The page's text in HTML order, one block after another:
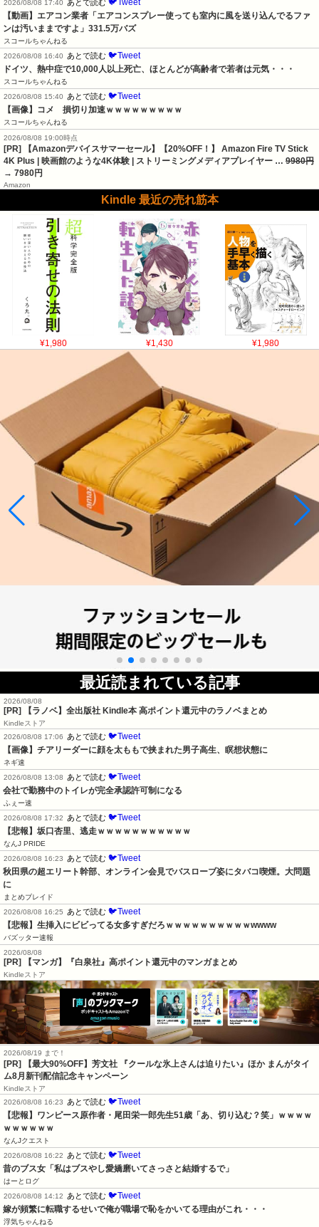
2026/08/08 17:40 あとで読む 🐦Tweet
【動画】エアコン業者「エアコンスプレー使っても室内に風を送り込んでるファ
ンは汚いままですよ」331.5万バズ
スコールちゃんねる
2026/08/08 16:40 あとで読む 🐦Tweet
ドイツ、熱中症で10,000人以上死亡、ほとんどが高齢者で若者は元気・・・
スコールちゃんねる
2026/08/08 15:40 あとで読む 🐦Tweet
【画像】コメ　損切り加速ｗｗｗｗｗｗｗｗｗ
スコールちゃんねる
2026/08/08 19:00時点
[PR] 【Amazonデバイスサマーセール】【20%OFF！】 Amazon Fire TV Stick
4K Plus | 映画館のような4K体験 | ストリーミングメディアプレイヤー … 9980円
→ 7980円
Amazon
Kindle 最近の売れ筋本
¥1,980 ¥1,430 ¥1,980
最近読まれている記事
2026/08/08
[PR] 【ラノベ】全出版社 Kindle本 高ポイント還元中のラノベまとめ
Kindleストア
2026/08/08 17:06
あとで読む 🐦Tweet
【画像】チアリーダーに顔を太ももで挟まれた男子高生、瞑想状態に
ネギ速
2026/08/08 13:08
あとで読む 🐦Tweet
会社で勤務中のトイレが完全承認許可制になる
ふぇー速
2026/08/08 17:32
あとで読む 🐦Tweet
【悲報】坂口杏里、逃走ｗｗｗｗｗｗｗｗｗｗｗ
なんJ PRIDE
2026/08/08 16:23
あとで読む 🐦Tweet
秋田県の超エリート幹部、オンライン会見でバスローブ姿にタバコ喫煙。大問題
に
まとめブレイド
2026/08/08 16:25
あとで読む 🐦Tweet
【悲報】生挿入にビビってる女多すぎだろｗｗｗｗｗｗｗｗｗｗwwww
バズッター速報
2026/08/08
[PR] 【マンガ】『白泉社』高ポイント還元中のマンガまとめ
Kindleストア
2026/08/19 まで！
[PR] 【最大90%OFF】芳文社 『クールな氷上さんは迫りたい』ほか まんがタイ
ム8月新刊配信記念キャンペーン
Kindleストア
2026/08/08 16:23
あとで読む 🐦Tweet
【悲報】ワンピース原作者・尾田栄一郎先生51歳「あ、切り込む？笑」ｗｗｗｗ
ｗｗｗｗｗｗ
なんJクエスト
2026/08/08 16:22
あとで読む 🐦Tweet
昔のブス女「私はブスやし愛嬌磨いてさっさと結婚するで」
はーとログ
2026/08/08 14:12
あとで読む 🐦Tweet
嫁が頻繁に転職するせいで俺が職場で恥をかいてる理由がこれ・・・
浮気ちゃんねる